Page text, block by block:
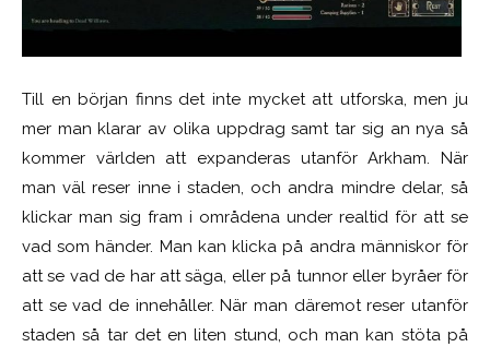
Till en början finns det inte mycket att utforska, men ju
mer man klarar av olika uppdrag samt tar sig an nya så
kommer världen att expanderas utanför Arkham. När
man väl reser inne i staden, och andra mindre delar, så
klickar man sig fram i områdena under realtid för att se
vad som händer. Man kan klicka på andra människor för
att se vad de har att säga, eller på tunnor eller byråer för
att se vad de innehåller. När man däremot reser utanför
staden så tar det en liten stund, och man kan stöta på